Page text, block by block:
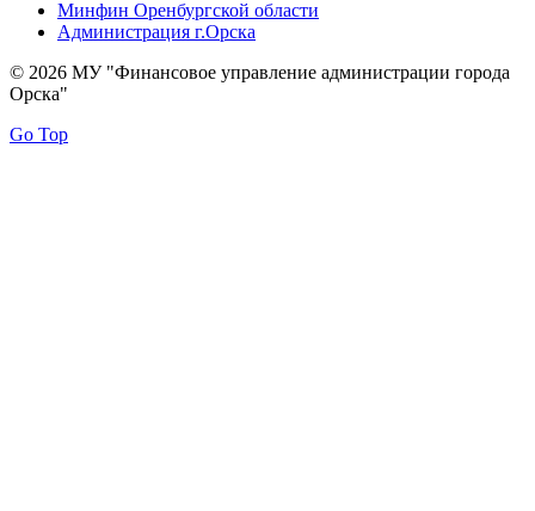
Минфин Оренбургской области
Администрация г.Орска
© 2026 МУ "Финансовое управление администрации города
Орска"
Go Top